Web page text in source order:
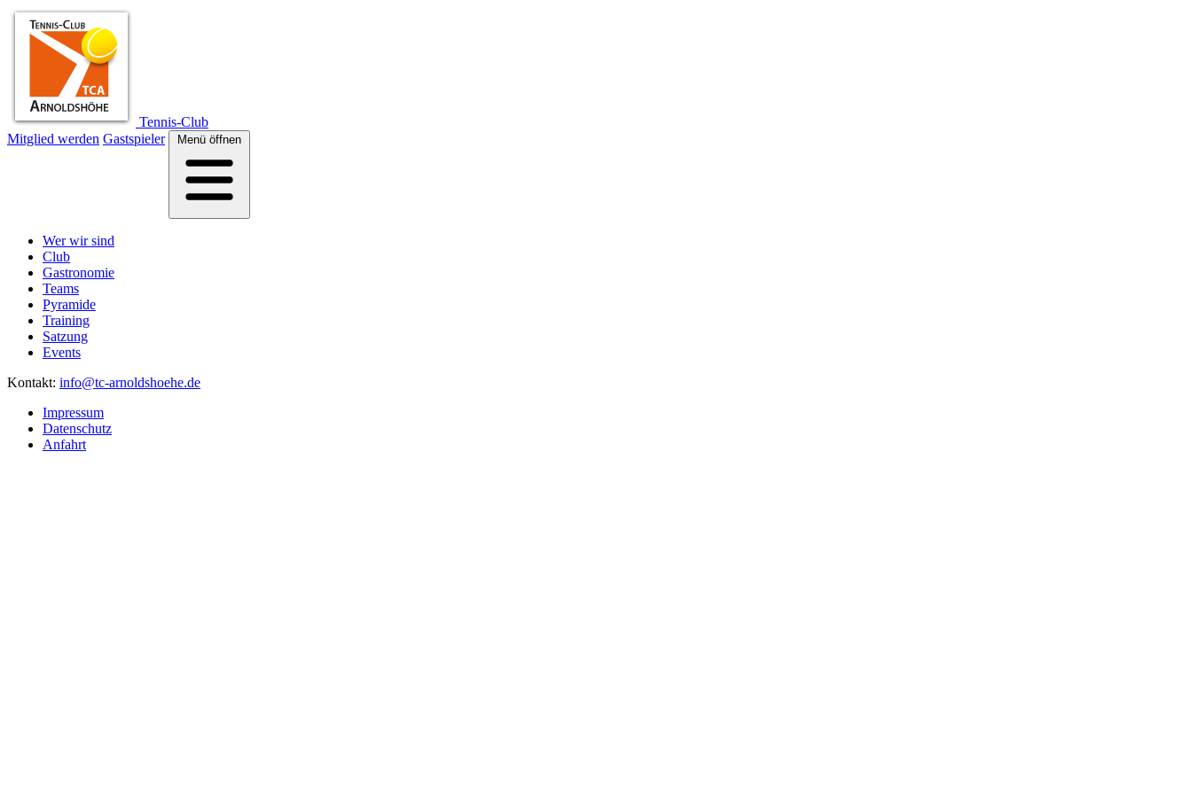
Tennis-Club
Mitglied werden Gastspieler Menü öffnen
Wer wir sind
Club
Gastronomie
Teams
Pyramide
Training
Satzung
Events
Kontakt: info@tc-arnoldshoehe.de
Impressum
Datenschutz
Anfahrt